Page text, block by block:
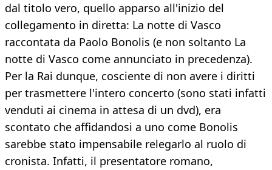
dal titolo vero, quello apparso all'inizio del
collegamento in diretta: La notte di Vasco
raccontata da Paolo Bonolis (e non soltanto La
notte di Vasco come annunciato in precedenza).
Per la Rai dunque, cosciente di non avere i diritti
per trasmettere l'intero concerto (sono stati infatti
venduti ai cinema in attesa di un dvd), era
scontato che affidandosi a uno come Bonolis
sarebbe stato impensabile relegarlo al ruolo di
cronista. Infatti, il presentatore romano,